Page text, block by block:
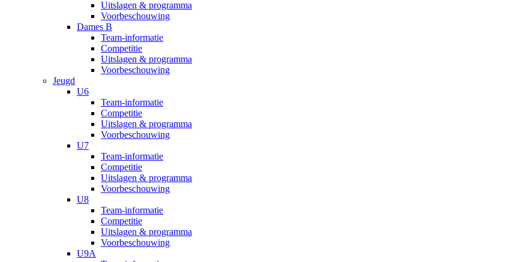
Uitslagen & programma
Voorbeschouwing
Dames B
Team-informatie
Competitie
Uitslagen & programma
Voorbeschouwing
Jeugd
U6
Team-informatie
Competitie
Uitslagen & programma
Voorbeschouwing
U7
Team-informatie
Competitie
Uitslagen & programma
Voorbeschouwing
U8
Team-informatie
Competitie
Uitslagen & programma
Voorbeschouwing
U9A